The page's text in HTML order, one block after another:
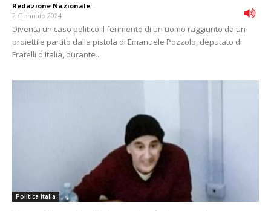
Redazione Nazionale -
2 Gennaio 2024
Diventa un caso politico il ferimento di un uomo raggiunto da un
proiettile partito dalla pistola di Emanuele Pozzolo, deputato di
Fratelli d'Italia, durante...
Politica Italia